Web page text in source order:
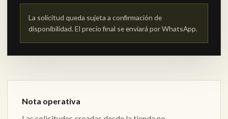
La solicitud queda sujeta a confirmación de
disponibilidad. El precio final se enviará por WhatsApp.
Nota operativa